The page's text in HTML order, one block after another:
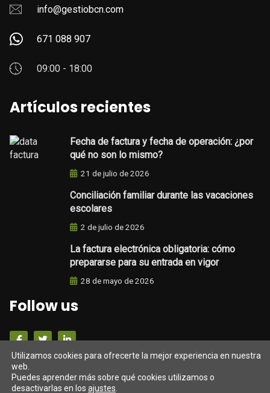
info@gestiobcn.com
671 088 907
09:00 - 18:00
Artículos recientes
Fecha de factura y fecha de operación: ¿por
qué no son lo mismo?
21 de julio de 2026
Conciliación familiar durante las vacaciones
escolares
2 de julio de 2026
La factura electrónica obligatoria: cómo
prepararse para su entrada en vigor
28 de mayo de 2026
Follow us
Darrers tweets
Utilizamos cookies para ofrecerte la mejor experiencia en nuestra
web.
Puedes aprender más sobre qué cookies utilizamos o
desactivarlas en los ajustes